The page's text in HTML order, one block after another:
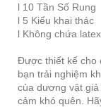
l 10 Tần Số Rung
l 5 Kiểu khai thác
l Không chứa
Được thiết kế cho
bạn trải nghiệm
của dương vật
cảm khó quên.